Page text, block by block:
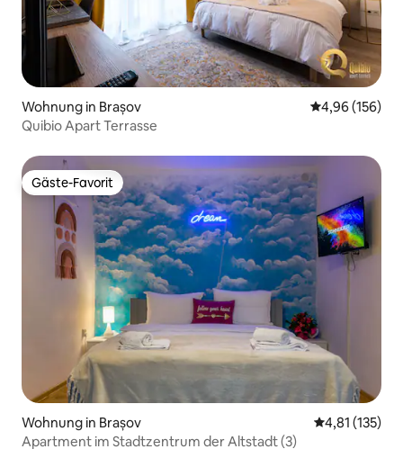
Wohnung in Brașov
4,96 (156)
Quibio Apart Terrasse
Gäste-Favorit
Gäste-Favorit
Wohnung in Brașov
4,81 (135)
Apartment im Stadtzentrum der Altstadt (3)